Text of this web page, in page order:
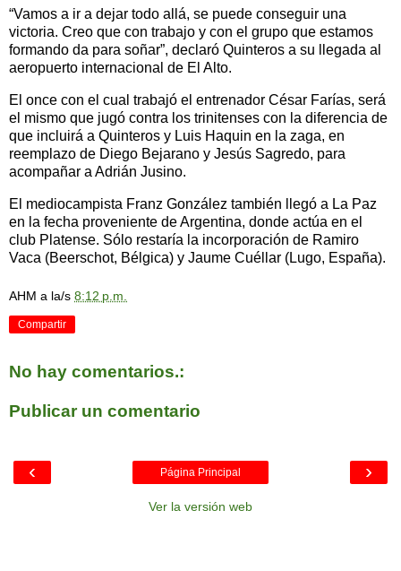
“Vamos a ir a dejar todo allá, se puede conseguir una
victoria. Creo que con trabajo y con el grupo que estamos
formando da para soñar”, declaró Quinteros a su llegada al
aeropuerto internacional de El Alto.
El once con el cual trabajó el entrenador César Farías, será
el mismo que jugó contra los trinitenses con la diferencia de
que incluirá a Quinteros y Luis Haquin en la zaga, en
reemplazo de Diego Bejarano y Jesús Sagredo, para
acompañar a Adrián Jusino.
El mediocampista Franz González también llegó a La Paz
en la fecha proveniente de Argentina, donde actúa en el
club Platense. Sólo restaría la incorporación de Ramiro
Vaca (Beerschot, Bélgica) y Jaume Cuéllar (Lugo, España).
AHM a la/s 8:12 p.m.
Compartir
No hay comentarios.:
Publicar un comentario
‹ ›
Página Principal
Ver la versión web